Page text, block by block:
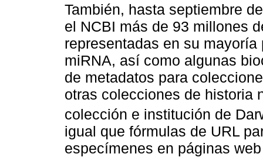
También, hasta septiembre
el NCBI más de 93 millones
representadas en su
miRNA, así como algunas
de metadatos para
otras colecciones de historia
colección e institución de
igual que fórmulas de URL
especímenes en páginas